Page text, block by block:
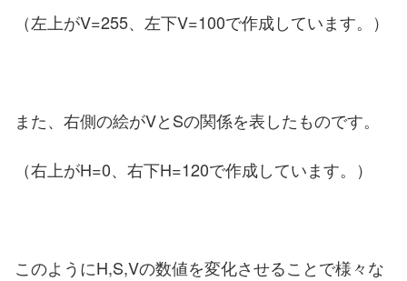
（左上がV=255、左下V=100で作成しています。）
また、右側の絵がVとSの関係を表したものです。
（右上がH=0、右下H=120で作成しています。）
このようにH,S,Vの数値を変化させることで様々な